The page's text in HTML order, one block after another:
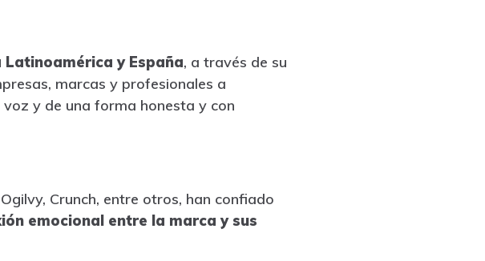
y España, a través de su
marcas y profesionales a
y de una forma honesta y con
Crunch, entre otros, han confiado
emocional entre la marca y sus